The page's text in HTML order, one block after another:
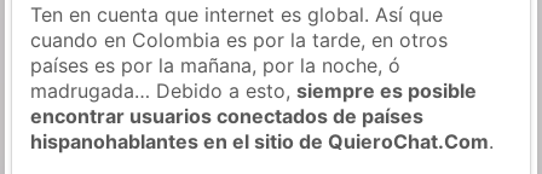
Ten en cuenta que internet es global. Así que
cuando en Colombia es por la tarde, en otros
países es por la mañana, por la noche, ó
madrugada… Debido a esto,siempre es posible
encontrar usuarios conectados de países
hispanohablantes en el sitio de QuieroChat.Com.